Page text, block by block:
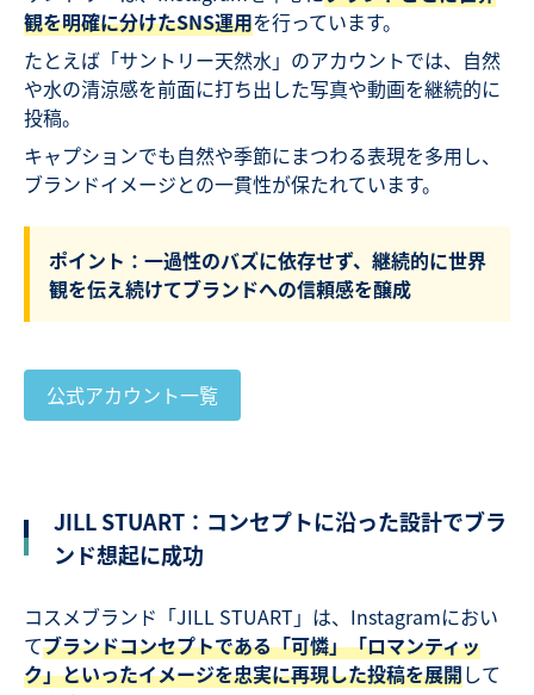
観を明確に分けたSNS運用を行っています。
たとえば「サントリー天然水」のアカウントでは、自然
や水の清涼感を前面に打ち出した写真や動画を継続的に
投稿。
キャプションでも自然や季節にまつわる表現を多用し、
ブランドイメージとの一貫性が保たれています。
ポイント：一過性のバズに依存せず、継続的に世界
観を伝え続けてブランドへの信頼感を醸成
公式アカウント一覧
JILL STUART：コンセプトに沿った設計でブラ
ンド想起に成功
コスメブランド「JILL STUART」は、Instagramにおい
てブランドコンセプトである「可憐」「ロマンティッ
ク」といったイメージを忠実に再現した投稿を展開して